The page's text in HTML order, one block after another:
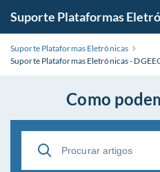
Suporte Plataformas
Suporte Plataformas Eletrónicas
Suporte Plataformas Eletrónicas -
Como